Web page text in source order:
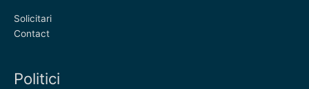
Solicitari
Contact
Politici